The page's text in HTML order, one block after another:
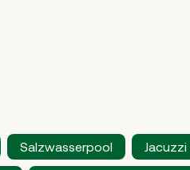
Salzwasserpool Jacuzzi